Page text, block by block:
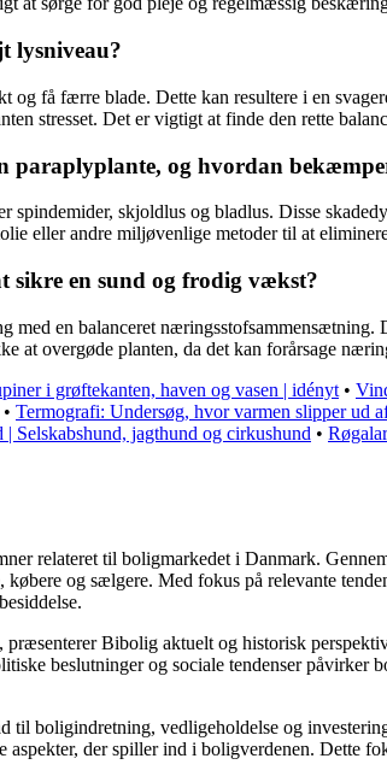
lysniveau?
få færre blade. Dette kan resultere i en
stresset. Det er vigtigt at finde den rette
paraplyplante, og hvordan
skjoldlus og bladlus. Disse
eller andre miljøvenlige metoder til at
sikre en sund og frodig vækst?
med en balanceret
at overgøde planten, da det kan forårsage
i grøftekanten, haven og vasen | idényt •
• Termografi: Undersøg, hvor varmen slipper ud
| Selskabshund, jagthund og cirkushund •
relateret til boligmarkedet i Danmark.
og sælgere. Med fokus på relevante
Bibolig aktuelt og historisk
beslutninger og sociale tendenser
boligindretning, vedligeholdelse og
der spiller ind i boligverdenen. Dette